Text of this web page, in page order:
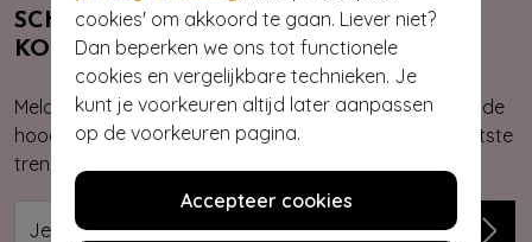
cookies' om akkoord te gaan. Liever niet?
Dan beperken we ons tot functionele
cookies en vergelijkbare technieken. Je
kunt je voorkeuren altijd later aanpassen
op de voorkeuren pagina.
Accepteer cookies
SCHRIJF JE NU IN & ONTVANG 10%
KORTING
Meld je aan voor onze nieuwsbrief. Zo ben je altijd op de
hoogte van onze nieuwste & exclusieve collecties, laatste
trends, kortingsacties en giveaways.